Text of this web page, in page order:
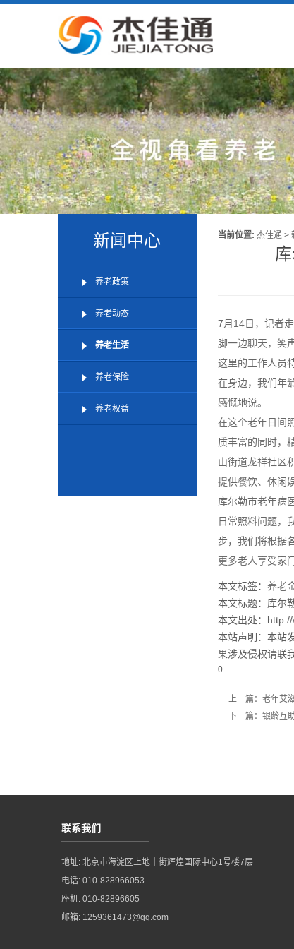
新闻中心
养老政策
养老动态
养老生活
养老保险
养老权益
当前位置: 杰佳通 >
7月14日，记者
脚一边聊天，笑
这里的工作人员
在身边，我们年
感慨地说。
在这个老年日间
质丰富的同时，
山街道龙祥社区
提供餐饮、休闲
库尔勒市老年病
日常照料问题，
步，我们将根据
更多老人享受家
本文标签： 养老
本文标题：库尔
本文出处：
本站声明：本站
果涉及侵权请联
0
上一篇：老年艾
下一篇：银龄互
联系我们
地址: 北京市海淀区上地十街辉煌国际中心1号楼7层
电话: 010-828966053
座机: 010-82896605
邮箱: 1259361473@qq.com